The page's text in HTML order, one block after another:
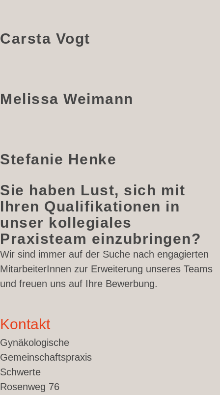
Carsta Vogt
Melissa Weimann
Stefanie Henke
Sie haben Lust, sich mit
Ihren Qualifikationen in
unser kollegiales
Praxisteam einzubringen?
Wir sind immer auf der Suche nach engagierten
MitarbeiterInnen zur Erweiterung unseres Teams
und freuen uns auf Ihre Bewerbung.
Kontakt
Gynäkologische
Gemeinschaftspraxis
Schwerte
Rosenweg 76